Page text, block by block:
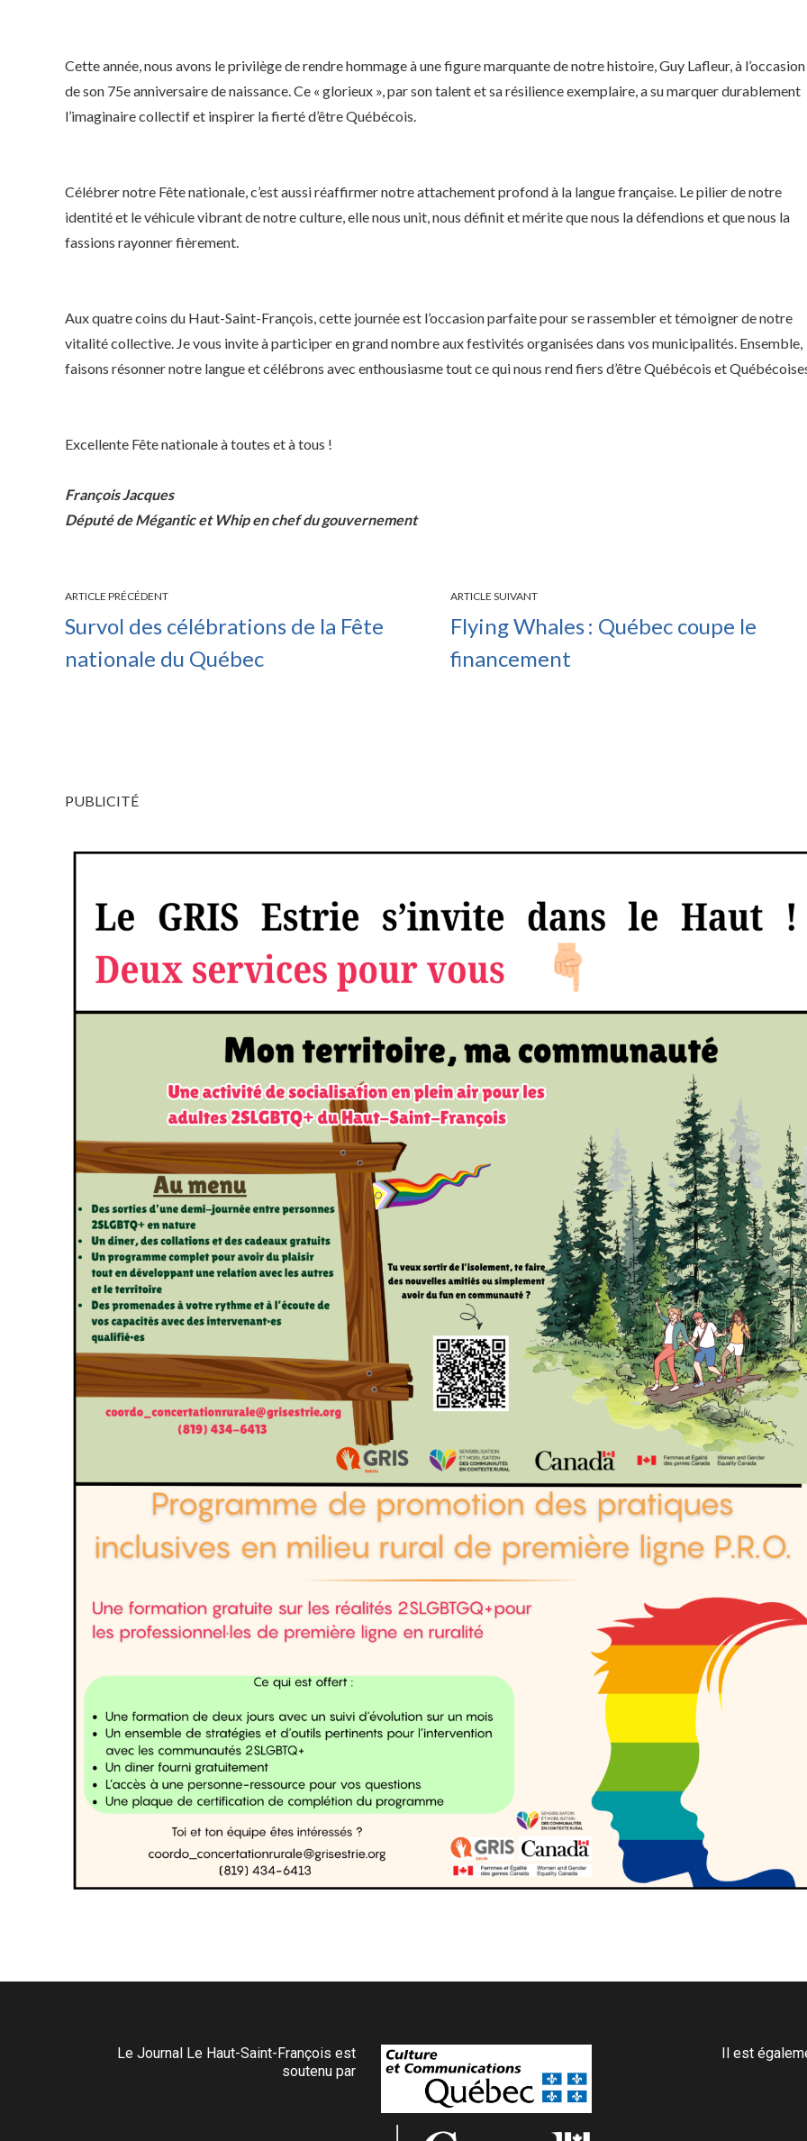
Cette année, nous avons le privilège de rendre hommage à une figure marquante de notre histoire, Guy Lafleur, à l’occasion
de son 75e anniversaire de naissance. Ce « glorieux », par son talent et sa résilience exemplaire, a su marquer durablement
l’imaginaire collectif et inspirer la fierté d’être Québécois.
Célébrer notre Fête nationale, c’est aussi réaffirmer notre attachement profond à la langue française. Le pilier de notre
identité et le véhicule vibrant de notre culture, elle nous unit, nous définit et mérite que nous la défendions et que nous la
fassions rayonner fièrement.
Aux quatre coins du Haut-Saint-François, cette journée est l’occasion parfaite pour se rassembler et témoigner de notre
vitalité collective. Je vous invite à participer en grand nombre aux festivités organisées dans vos municipalités. Ensemble,
faisons résonner notre langue et célébrons avec enthousiasme tout ce qui nous rend fiers d’être Québécois et
Excellente Fête nationale à toutes et à tous !
François Jacques
Député de Mégantic et Whip en chef du gouvernement
ARTICLE PRÉCÉDENT
Survol des célébrations de la Fête
nationale du Québec
ARTICLE SUIVANT
Flying Whales : Québec coupe le
financement
PUBLICITÉ
Le Journal Le Haut-Saint-François est
soutenu par
Il est